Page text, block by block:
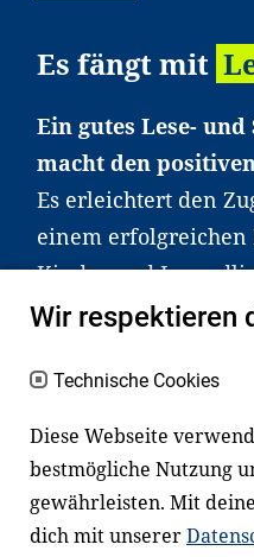
Es fängt mit
Ein gutes Lese-
macht den
Es erleichtert den
einem erfolgreichen
Kinder und
haben aber große
an Familien sowie
Lehrer*innen und
Fachexpert*innen.
mit Ministerien,
Einrichtungen,
Wir respektieren
Technische Cookies
Diese Webseite
bestmögliche Nutzung
gewährleisten. Mit
dich mit unserer